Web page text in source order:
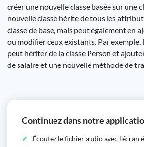
créer une nouvelle classe basée sur une
nouvelle classe hérite de tous les
classe de base, mais peut également en
ou modifier ceux existants. Par exemple,
peut hériter de la classe Person et
de salaire et une nouvelle méthode de
Continuez dans notre
Écoutez le fichier audio avec l'écran